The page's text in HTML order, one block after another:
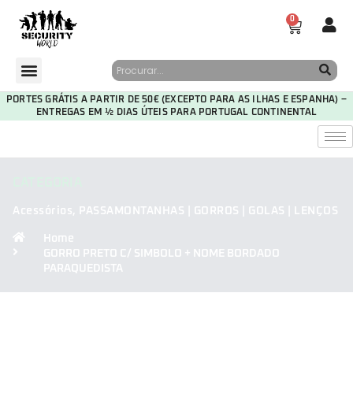
0
PORTES GRÁTIS A PARTIR DE 50€ (EXCEPTO PARA AS ILHAS E ESPANHA) –
ENTREGAS EM ½ DIAS ÚTEIS PARA PORTUGAL CONTINENTAL
Acessórios, PASSAMONTANHAS | GORROS | GOLAS | LENÇOS
Home
GORRO PRETO C/ SIMBOLO + NOME BORDADO
PARAQUEDISTA